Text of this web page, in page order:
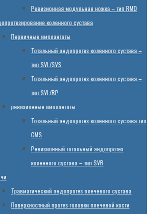
Ревизионная модульная ножка – тип RMD
коленного сустава
Первичные имплантаты
Тотальный эндопротез коленного сустава –
тип SVL/SVS
Тотальный эндопротез коленного сустава –
тип SVL/RP
ревизионные имплантаты
Тотальный эндопротез коленного сустава тип
CMS
Ревизионный тотальный эндопротез
коленного сустава – тип SVR
Травматический эндопротез плечевого сустава
Поверхностный протез головки плечевой кости